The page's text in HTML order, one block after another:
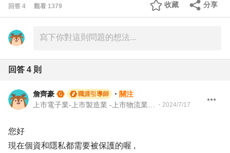
回答 4 觀看 1379 分享
收藏
回答 4 則
詹齊豪 職涯引導師 ・ 關注
・ 2024/7/17
您好
現在個資和隱私都需要被保護的喔 ,